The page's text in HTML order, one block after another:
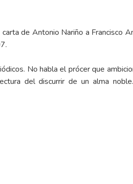
de Antonio Nariño a Francisco
No habla el prócer que
del discurrir de un alma